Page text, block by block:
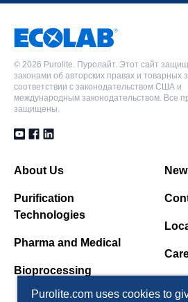
Purolite.com uses cookies to
© 2026 Purolite. Пуролайт. Этот сайт
законами об авторских правах и товарных
соответствии с законодательством США и
международным законодательством. Все
защищены.
About Us
Purification
Technologies
Pharma and Medical
Bioprocessing